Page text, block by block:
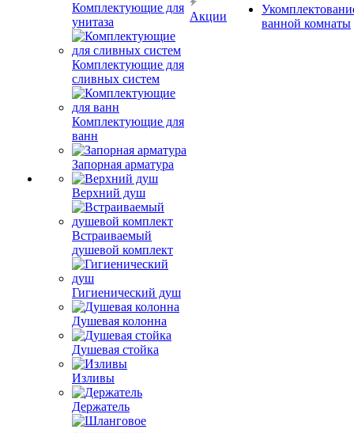
Комплектующие для
унитаза
Комплектующие для
сливных систем
Комплектующие для
ванн
Запорная арматура
Верхний душ
Встраиваемый
душевой комплект
Гигиенический душ
Душевая колонна
Душевая стойка
Изливы
Держатель
Акции
ванной комнаты